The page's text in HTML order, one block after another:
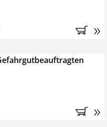
Fibeln oder
»
»